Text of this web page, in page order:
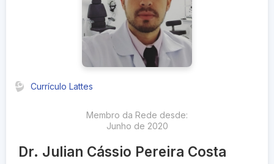
Currículo Lattes
Membro da Rede desde:
Junho de 2020
Dr. Julian Cássio Pereira Costa